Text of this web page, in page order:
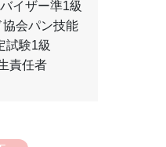
会パン技能
試験1級
責任者